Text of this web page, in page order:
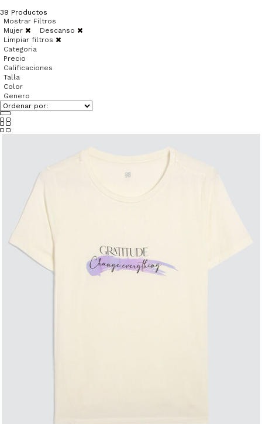
39 Productos
Mostrar Filtros
Mujer
Descanso
Limpiar filtros
Categoria
Precio
Calificaciones
Talla
Color
Genero